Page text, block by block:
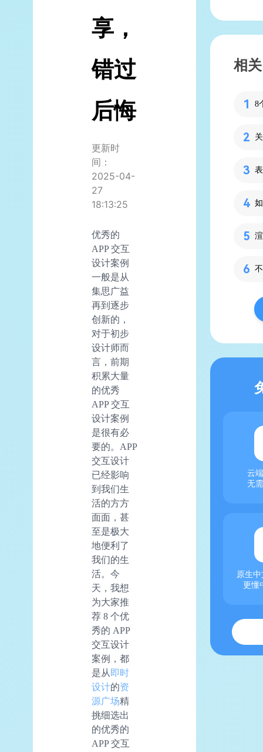
享，
错过
后悔
更新时
间：
2025-04-
27
18:13:25
优秀的
APP 交互
设计案例
一般是从
集思广益
再到逐步
创新的，
对于初步
设计师而
言，前期
积累大量
的优秀
APP 交互
设计案例
是很有必
要的。APP
交互设计
已经影响
到我们生
活的方方
面面，甚
至是极大
地便利了
我们的生
活。今
天，我想
为大家推
荐 8 个优
秀的 APP
交互设计
案例，都
是从 即时
设计的资
源广场精
挑细选出
的优秀的
APP 交互
相
云
无
原生中
更懂